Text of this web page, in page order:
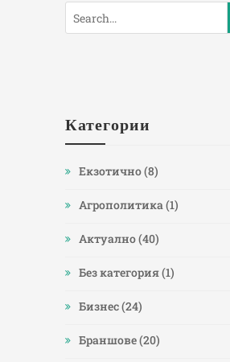
Категории
Eкзотично(8)
Агрополитика(1)
Актуално(40)
Без категория(1)
Бизнес(24)
Браншове(20)